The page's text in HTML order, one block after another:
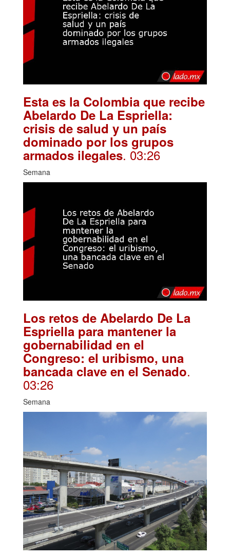
Esta es la Colombia que recibe
Abelardo De La Espriella:
crisis de salud y un país
dominado por los grupos
armados ilegales. 03:26
Semana
Los retos de Abelardo De La
Espriella para mantener la
gobernabilidad en el
Congreso: el uribismo, una
bancada clave en el Senado.
03:26
Semana